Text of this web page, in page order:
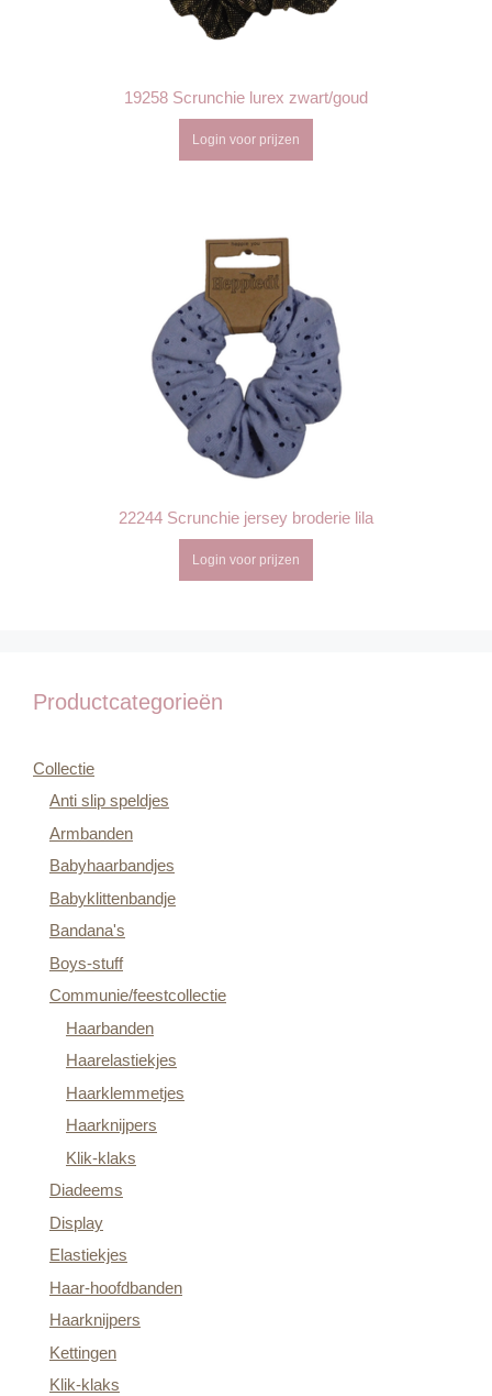
19258 Scrunchie lurex zwart/goud
Login voor prijzen
22244 Scrunchie jersey broderie lila
Login voor prijzen
Productcategorieën
Collectie
Anti slip speldjes
Armbanden
Babyhaarbandjes
Babyklittenbandje
Bandana's
Boys-stuff
Communie/feestcollectie
Haarbanden
Haarelastiekjes
Haarklemmetjes
Haarknijpers
Klik-klaks
Diadeems
Display
Elastiekjes
Haar-hoofdbanden
Haarknijpers
Kettingen
Klik-klaks